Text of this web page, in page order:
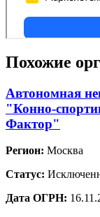
Похожие
Автономная
"Конно-
Фактор"
Регион: Москва
Статус:
Дата ОГРН: